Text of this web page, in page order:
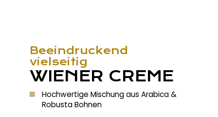
Beeindruckend
vielseitig
WIENER CREME
Hochwertige Mischung aus Arabica &
Robusta Bohnen